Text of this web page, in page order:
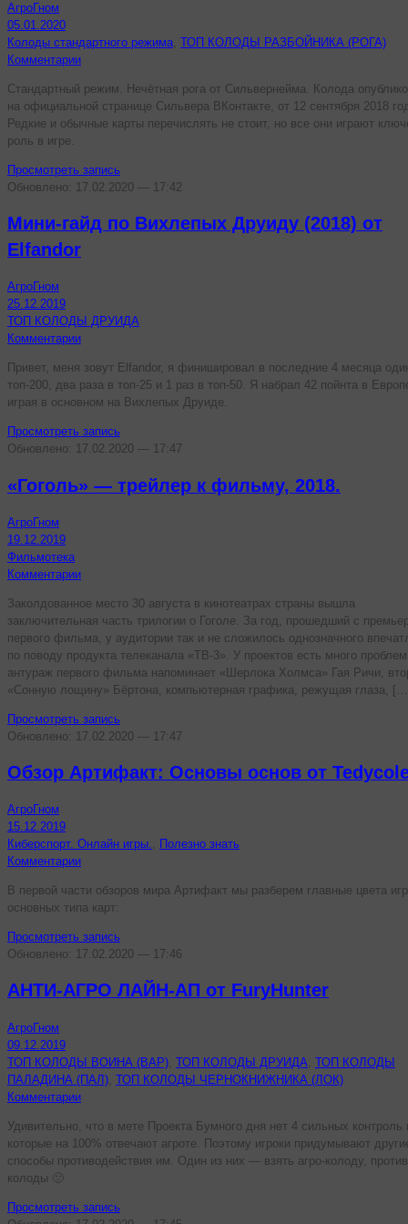
АгроГном
05.01.2020
Колоды стандартного режима, ТОП КОЛОДЫ РАЗБОЙНИКА (РОГА)
Комментарии
Стандартный режим. Нечётная рога от Сильвернейма. Колода
на официальной странице Сильвера ВКонтакте, от 12 сентября 2018
Редкие и обычные карты перечислять не стоит, но все они играют
роль в игре.
Просмотреть запись
Обновлено: 17.02.2020 — 17:42
Мини-гайд по Вихлепых Друиду (2018) от
Elfandor
АгроГном
25.12.2019
ТОП КОЛОДЫ ДРУИДА
Комментарии
Привет, меня зовут Elfandor, я финишировал в последние 4 месяца
топ-200, два раза в топ-25 и 1 раз в топ-50. Я набрал 42 пойнта в
играя в основном на Вихлепых Друиде.
Просмотреть запись
Обновлено: 17.02.2020 — 17:47
«Гоголь» — трейлер к фильму, 2018.
АгроГном
19.12.2019
Фильмотека
Комментарии
Заколдованное место 30 августа в кинотеатрах страны вышла
заключительная часть трилогии о Гоголе. За год, прошедший с
первого фильма, у аудитории так и не сложилось однозначного
по поводу продукта телеканала «ТВ-3». У проектов есть много проблем:
антураж первого фильма напоминает «Шерлока Холмса» Гая Ричи,
«Сонную лощину» Бёртона, компьютерная графика, режущая глаза, […]
Просмотреть запись
Обновлено: 17.02.2020 — 17:47
Обзор Артифакт: Основы основ от
АгроГном
15.12.2019
Киберспорт. Онлайн игры., Полезно знать
Комментарии
В первой части обзоров мира Артифакт мы разберем главные цвета
основных типа карт:
Просмотреть запись
Обновлено: 17.02.2020 — 17:46
АНТИ-АГРО ЛАЙН-АП от FuryHunter
АгроГном
09.12.2019
ТОП КОЛОДЫ ВОИНА (ВАР) ТОП КОЛОДЫ ДРУИДА ТОП КОЛОДЫ
ПАЛАДИНА (ПАЛ) ТОП КОЛОДЫ ЧЕРНОКНИЖНИКА (ЛОК)
Комментарии
Удивительно, что в мете Проекта Бумного дня нет 4 сильных контроль
которые на 100% отвечают агроте. Поэтому игроки придумывают
способы противодействия им. Один из них — взять агро-колоду,
колоды 🙁
Просмотреть запись